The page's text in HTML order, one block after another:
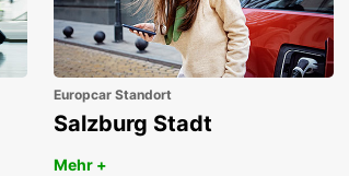
Europcar Standort
Salzburg Stadt
Mehr +